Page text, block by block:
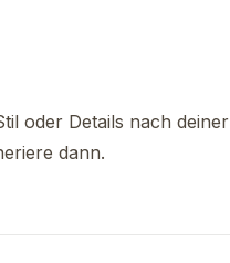
oder Details nach deiner
dann.